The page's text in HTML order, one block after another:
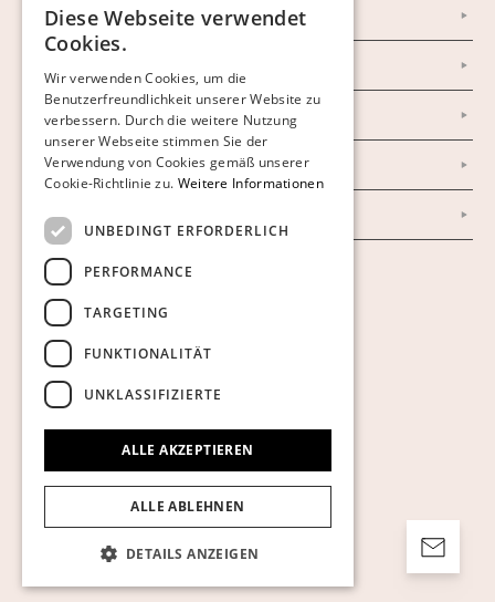
Facebook
Datenschutzerklärung
Impressum
AGB
Cookies anzeigen
SWEDISH
GERMAN
Diese Webseite verwendet
Cookies.
Wir verwenden Cookies, um die
Benutzerfreundlichkeit unserer Website zu
verbessern. Durch die weitere Nutzung
unserer Webseite stimmen Sie der
Verwendung von Cookies gemäß unserer
Cookie-Richtlinie zu. Weitere Informationen
UNBEDINGT ERFORDERLICH
PERFORMANCE
TARGETING
FUNKTIONALITÄT
UNKLASSIFIZIERTE
ALLE AKZEPTIEREN
ALLE ABLEHNEN
DETAILS ANZEIGEN